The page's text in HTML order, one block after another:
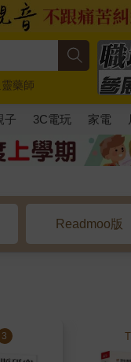
藥師
子 3C電玩 家電
Readmoo版
3